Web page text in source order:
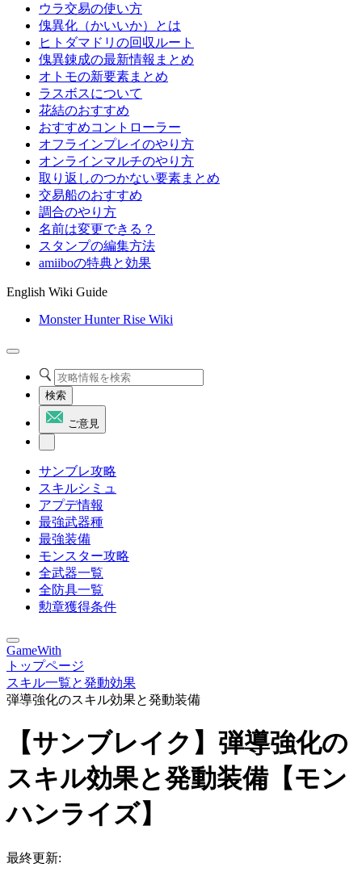
ウラ交易の使い方
傀異化（かいいか）とは
ヒトダマドリの回収ルート
傀異錬成の最新情報まとめ
オトモの新要素まとめ
ラスボスについて
花結のおすすめ
おすすめコントローラー
オフラインプレイのやり方
オンラインマルチのやり方
取り返しのつかない要素まとめ
交易船のおすすめ
調合のやり方
名前は変更できる？
スタンプの編集方法
amiiboの特典と効果
English Wiki Guide
Monster Hunter Rise Wiki
検索
ご意見
サンブレ攻略
スキルシミュ
アプデ情報
最強武器種
最強装備
モンスター攻略
全武器一覧
全防具一覧
勲章獲得条件
GameWith
トップページ
スキル一覧と発動効果
弾導強化のスキル効果と発動装備
【サンブレイク】弾導強化の
スキル効果と発動装備【モン
ハンライズ】
最終更新: